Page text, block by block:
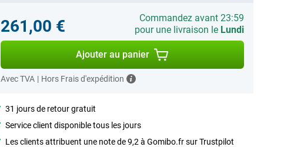
261,00 €
Commandez avant 23:59
pour une livraison le Lundi
Ajouter au panier
Avec TVA | Hors Frais d'expédition
31 jours de retour gratuit
Service client disponible tous les jours
Les clients attribuent une note de 9,2 à Gomibo.fr sur Trustpilot